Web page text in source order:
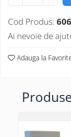
Cod Produs:
Ai nevoie de
Adauga la